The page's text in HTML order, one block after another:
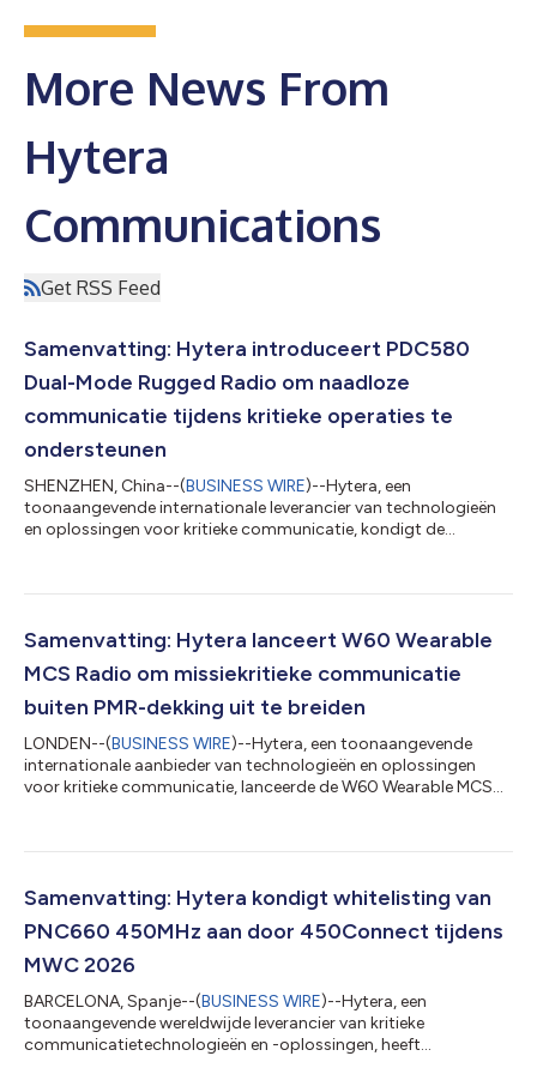
More News From
Hytera
Communications
Get RSS Feed
Samenvatting: Hytera introduceert PDC580
Dual-Mode Rugged Radio om naadloze
communicatie tijdens kritieke operaties te
ondersteunen
SHENZHEN, China--(BUSINESS WIRE)--Hytera, een
toonaangevende internationale leverancier van technologieën
en oplossingen voor kritieke communicatie, kondigt de
doen en breedbandcommunicatie in steeds meer verspreide
breedband is niet zomaar een vervanging,” verklaart Arthur Luo,
Product Manager van Hytera Smart Terminal BU. “Heel...
Samenvatting: Hytera lanceert W60 Wearable
MCS Radio om missiekritieke communicatie
buiten PMR-dekking uit te breiden
LONDEN--(BUSINESS WIRE)--Hytera, een toonaangevende
internationale aanbieder van technologieën en oplossingen
voor kritieke communicatie, lanceerde de W60 Wearable MCS
bestaande PMR-systemen, helpt organisaties om missiekritieke
radionetwerken te behouden, ter ondersteuning van veiligere en
meer geconnecteerde operaties in d...
Samenvatting: Hytera kondigt whitelisting van
PNC660 450MHz aan door 450Connect tijdens
MWC 2026
BARCELONA, Spanje--(BUSINESS WIRE)--Hytera, een
toonaangevende wereldwijde leverancier van kritieke
communicatietechnologieën en -oplossingen, heeft